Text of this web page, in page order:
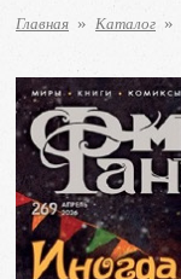
Главная » Каталог »